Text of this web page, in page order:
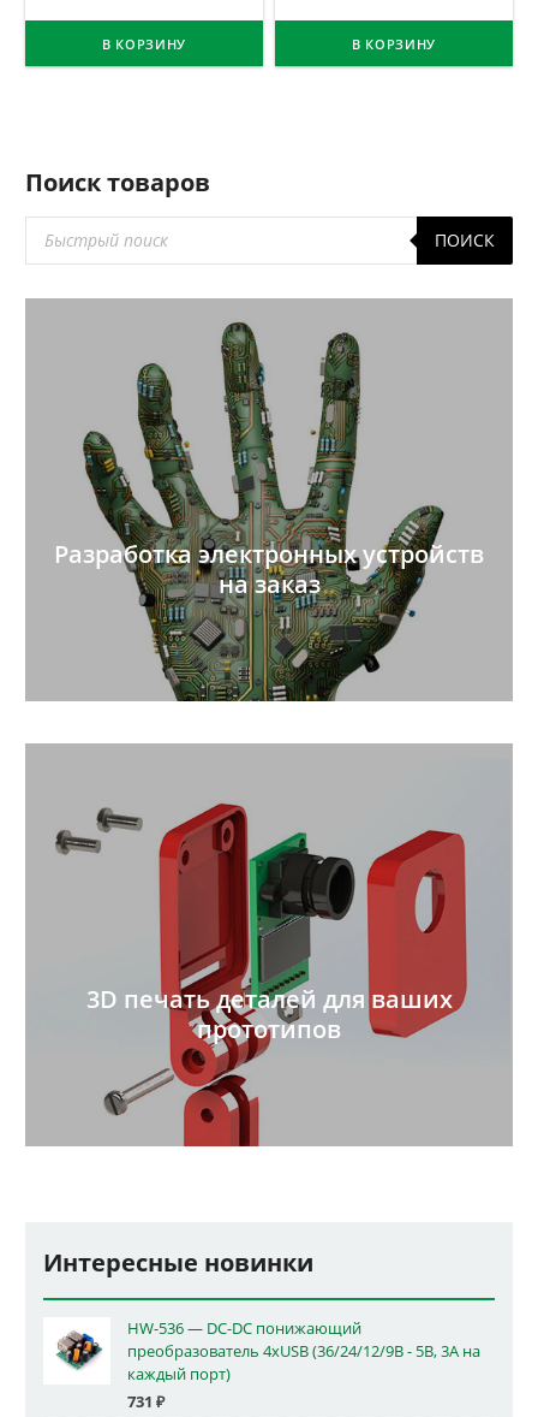
В КОРЗИНУ В КОРЗИНУ
Поиск товаров
товаров
ПОИСК
Разработка электронных устройств
на заказ
3D печать деталей для ваших
прототипов
Интересные новинки
HW-536 — DC-DC понижающий
преобразователь 4xUSB (36/24/12/9В - 5В, 3А на
каждый порт)
731 ₽